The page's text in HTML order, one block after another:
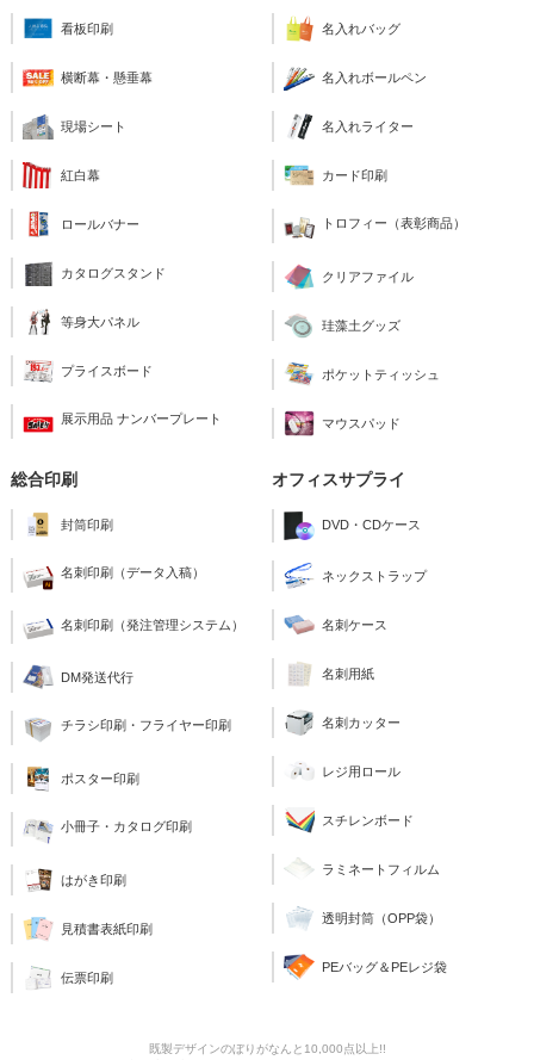
看板印刷
横断幕・懸垂幕
現場シート
紅白幕
ロールバナー
カタログスタンド
等身大パネル
プライスボード
展示用品 ナンバープレート
名入れバッグ
名入れボールペン
名入れライター
カード印刷
トロフィー（表彰商品）
クリアファイル
珪藻土グッズ
ポケットティッシュ
マウスパッド
総合印刷
封筒印刷
名刺印刷（データ入稿）
名刺印刷（発注管理システム）
DM発送代行
チラシ印刷・フライヤー印刷
ポスター印刷
小冊子・カタログ印刷
はがき印刷
見積書表紙印刷
伝票印刷
オフィスサプライ
DVD・CDケース
ネックストラップ
名刺ケース
名刺用紙
名刺カッター
レジ用ロール
スチレンボード
ラミネートフィルム
透明封筒（OPP袋）
PEバッグ＆PEレジ袋
既製デザインのぼりがなんと10,000点以上!!